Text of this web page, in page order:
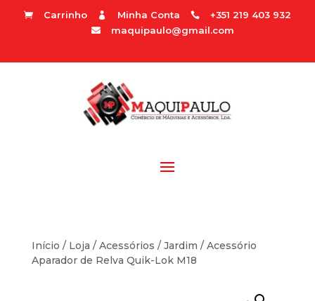
 Carrinho  Minha Conta  +351 219 403 932
 maquipaulo@gmail.com
Início / Loja / Acessórios / Jardim / Acessório
Aparador de Relva Quik-Lok M18